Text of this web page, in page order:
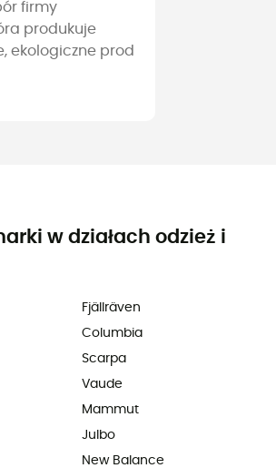
firmy
produkuje
ekologiczne prod
w działach odzież i
Fjällräven
Columbia
Scarpa
Vaude
Mammut
Julbo
New Balance